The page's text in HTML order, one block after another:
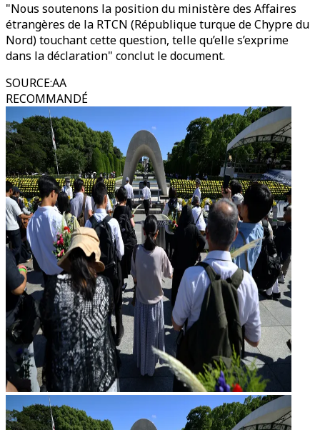
"Nous soutenons la position du ministère des Affaires
étrangères de la RTCN (République turque de Chypre du
Nord) touchant cette question, telle qu’elle s’exprime
dans la déclaration" conclut le document.
SOURCE:AA
RECOMMANDÉ